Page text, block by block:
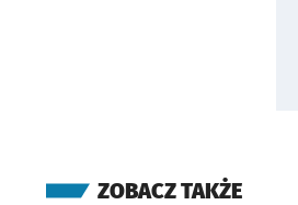
ZOBACZ TAKŻE